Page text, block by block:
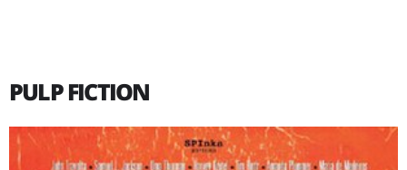
PULP FICTION